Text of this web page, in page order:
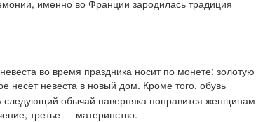
именно во Франции зародилась традиция
во время праздника носит по монете: золотую
несёт невеста в новый дом. Кроме того, обувь
следующий обычай наверняка понравится женщинам
третье — материнство.